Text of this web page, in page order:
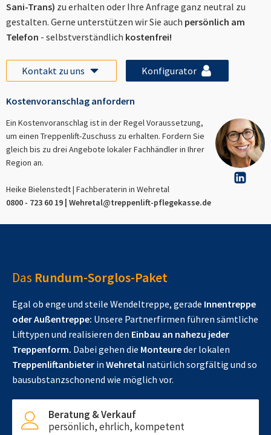
Sani-Trans) zu erhalten oder Ihre Anfrage ganz neutral zu
gestalten. Gerne unterstützen wir Sie auch persönlich am
Telefon - selbstverständlich kostenfrei!
Kontakt zu uns Konfigurator
Kostenvoranschlag anfordern
Ein Kostenvoranschlag ist in der Regel Voraussetzung,
um einen Treppenlift-Zuschuss zu erhalten. Fordern Sie
gleich bis zu drei Angebote lokaler Fachhändler in Ihrer
Region an.
Heike Bielenstedt | Fachberaterin in Wehretal
0800 - 723 60 19 | Wehretal@treppenlift-pflegekasse.de
Das Rundum-Sorglos-Paket
Egal ob enge und steile Wendeltreppe, gerade Innentreppe
oder Außentreppe: Unsere Partnerfirmen führen sämtliche
Lifttypen und realisieren den Einbau an nahezu jeder
Treppenform. Dabei gehen die Monteureder lokalen
Treppenliftanbieter in Wehretal natürlich sorgfältig und so
bausubstanzschonend wie möglich vor.
Beratung & Verkauf
persönlich, ehrlich, kompetent